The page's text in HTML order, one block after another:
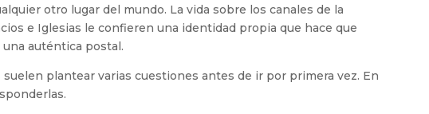
otro lugar del mundo. La vida sobre los canales de la
e Iglesias le confieren una identidad propia que hace que
auténtica postal.
plantear varias cuestiones antes de ir por primera vez. En